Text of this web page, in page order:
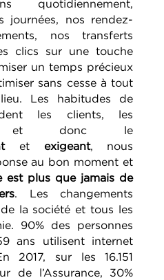
quotidiennement,
journées, nos rendez-
nos transferts
clics sur une touche
un temps précieux
sans cesse à tout
Les habitudes de
les clients, les
et donc le
et exigeant, nous
au bon moment et
est plus que jamais de
. Les changements
la société et tous les
90% des personnes
ans utilisent internet
2017, sur les 16.151
de l’Assurance, 30%